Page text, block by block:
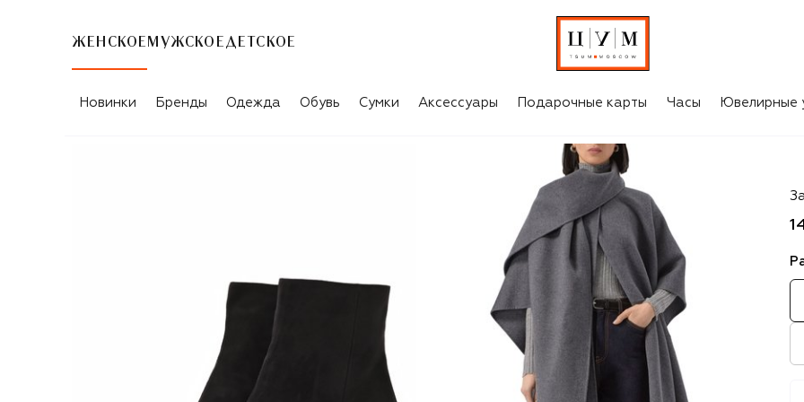
ЖЕНСКОЕ МУЖСКОЕ ДЕТСКОЕ
Новинки Бренды Одежда Обувь Сумки Аксессуары Подарочные карты Часы Ювелирные